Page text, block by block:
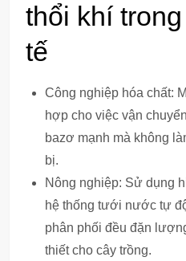
thổi khí
tế
Công nghiệp hóa chất:
hợp cho việc vận
bazơ mạnh mà không
bị.
Nông nghiệp: Sử dụng
hệ thống tưới nước tự
phân phối đều đặn
thiết cho cây trồng.